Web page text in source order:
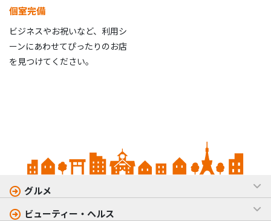
個室完備
ビジネスやお祝いなど、利用シ
ーンにあわせてぴったりのお店
を見つけてください。
グルメ
ビューティー・ヘルス